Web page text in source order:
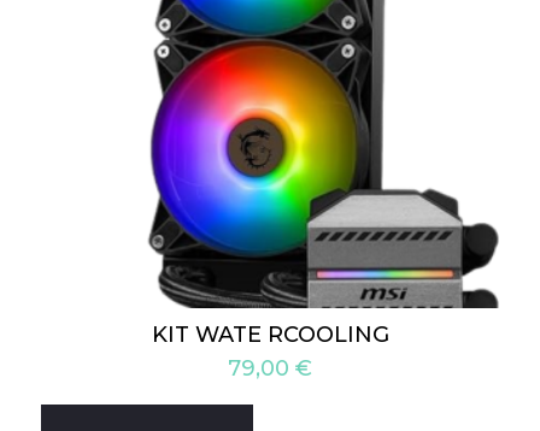
KIT WATE RCOOLING
79,00 €